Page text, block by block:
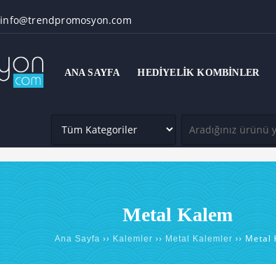
info@trendpromosyon.com
ANA SAYFA HEDIYELIK KOMBINLER
Metal Kalem
Ana Sayfa ›› Kalemler ›› Metal Kalemler ›› Metal